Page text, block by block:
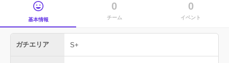
基本情報
0
チーム
0
イベント
ガチエリア S+